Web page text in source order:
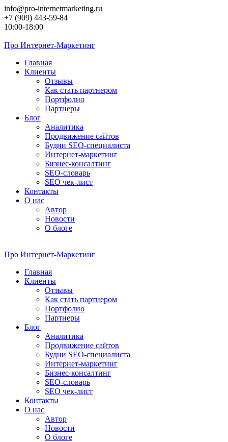
Перейти
к
контенту
info@pro-internetmarketing.ru
+7 (909) 443-59-84
10:00-18:00
Про Интернет-Маркетинг
Главная
Клиенты
Отзывы
Как стать партнером
Портфолио
Партнеры
Блог
Аналитика
Продвижение сайтов
Будни SEO-специалиста
Интернет-маркетинг
Бизнес-консалтинг
SEO-словарь
SEO чек-лист
Контакты
О нас
Автор
Новости
О блоге
Про Интернет-Маркетинг
Главная
Клиенты
Отзывы
Как стать партнером
Портфолио
Партнеры
Блог
Аналитика
Продвижение сайтов
Будни SEO-специалиста
Интернет-маркетинг
Бизнес-консалтинг
SEO-словарь
SEO чек-лист
Контакты
О нас
Автор
Новости
О блоге